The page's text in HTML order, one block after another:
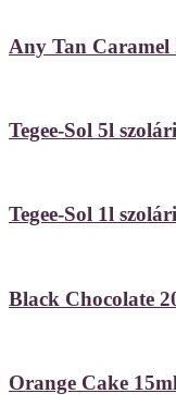
Any Tan
Tegee-Sol 5l
Tegee-Sol 1l
Black Chocolate
Orange Cake